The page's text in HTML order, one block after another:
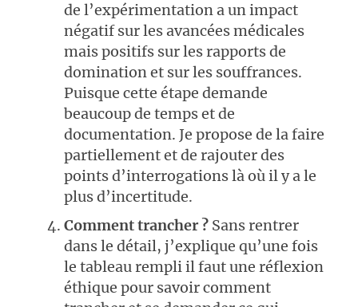
de l’expérimentation a un impact
négatif sur les avancées médicales
mais positifs sur les rapports de
domination et sur les souffrances.
Puisque cette étape demande
beaucoup de temps et de
documentation. Je propose de la faire
partiellement et de rajouter des
points d’interrogations là où il y a le
plus d’incertitude.
Comment trancher ? Sans rentrer
dans le détail, j’explique qu’une fois
le tableau rempli il faut une réflexion
éthique pour savoir comment